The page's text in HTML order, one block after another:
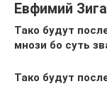
Евфимий
Тако будут
мнози бо суть
Тако будут